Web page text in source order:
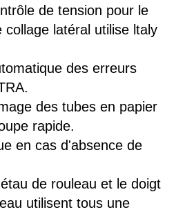
de tension pour le
latéral utilise ltaly
des erreurs
des tubes en papier
rapide.
en cas d'absence de
de rouleau et le doigt
utilisent tous une